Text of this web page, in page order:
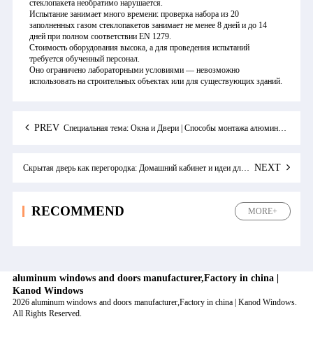
стеклопакета необратимо нарушается.
Испытание занимает много времени: проверка набора из 20
заполненных газом стеклопакетов занимает не менее 8 дней и до 14
дней при полном соответствии EN 1279.
Стоимость оборудования высока, а для проведения испытаний
требуется обученный персонал.
Оно ограничено лабораторными условиями — невозможно
использовать на строительных объектах или для существующих зданий.
PREV
Скрытая дверь как перегородка: Домашний кабинет и идеи для трансформируемого пространства NEXT
RECOMMEND MORE+
aluminum windows and doors manufacturer,Factory in china |
Kanod Windows
2026 aluminum windows and doors manufacturer,Factory in china | Kanod Windows.
All Rights Reserved.